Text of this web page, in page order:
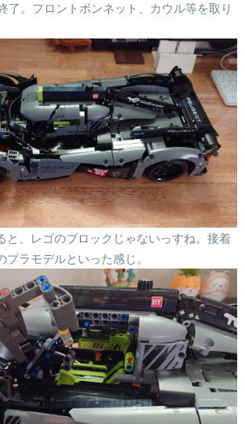
了。フロントボンネット、カウル等を取り
と、レゴのブロックじゃないっすね。接着
ラモデルといった感じ。